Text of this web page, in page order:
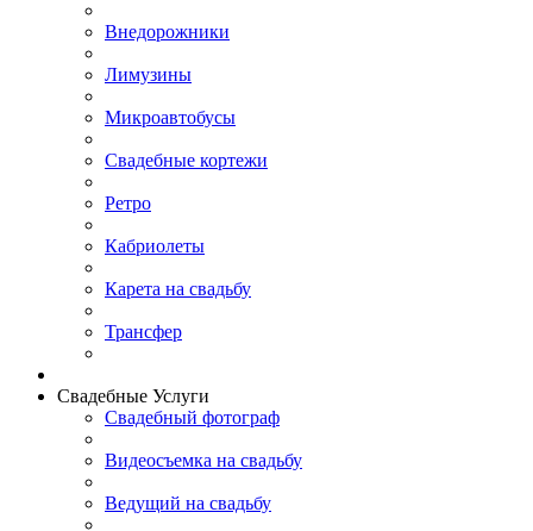
Внедорожники
Лимузины
Микроавтобусы
Свадебные кортежи
Ретро
Кабриолеты
Карета на свадьбу
Трансфер
Свадебные Услуги
Свадебный фотограф
Видеосъемка на свадьбу
Ведущий на свадьбу